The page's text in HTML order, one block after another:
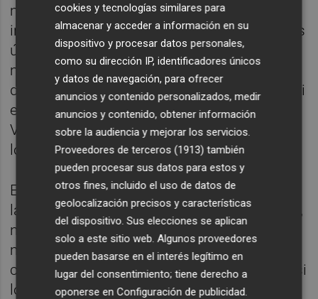
mundo vivió con la pandemia, ante unas
inundaciones sin parangón en España en los
últimos cincuenta años, con cientos de
muertos y cientos de miles de afectados,
decenas de miles de millones de pérdidas, ni
está, ni se le espera. No aparece por
Valencia, ni se reúne con las víctimas, ni con
los colectivos afectados.
Es increíble que ninguna administración, ni
la Comisión Europea, ni el Gobierno español,
ni la propia Generalitat Valenciana, se hayan
molestado en tener algún gesto
contundente de apoyo y empatía. Es como si
lo sucedido hubiera pasado en algún lugar
cookies y tecnologías similares para
almacenar y acceder a información en su
dispositivo y procesar datos personales,
como su dirección IP, identificadores únicos
y datos de navegación, para ofrecer
anuncios y contenido personalizados, medir
anuncios y contenido, obtener información
sobre la audiencia y mejorar los servicios.
Proveedores de terceros (1913) también
pueden procesar sus datos para estos y
otros fines, incluido el uso de datos de
geolocalización precisos y características
del dispositivo. Sus elecciones se aplican
solo a este sitio web. Algunos proveedores
pueden basarse en el interés legítimo en
lugar del consentimiento; tiene derecho a
oponerse enConfiguración de publicidad.